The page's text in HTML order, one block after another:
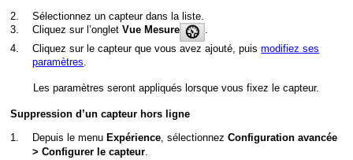
2.
Sélectionnez un capteur dans la liste.
3.
Cliquez sur l’ongletVue Mesure
.
4.
Cliquez sur le capteur que vous avez ajouté, puismodifiez ses
paramètres.
Les paramètres seront appliqués lorsque vous fixez le capteur.
Suppression d’un capteur hors ligne
1. Depuis le menu Expérience, sélectionnezConfiguration avancée
> Configurer le capteur.